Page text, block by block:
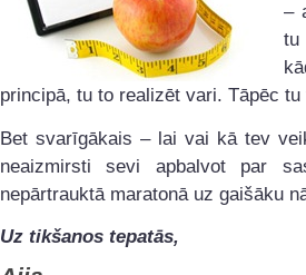
–
principā, tu to realizēt vari. Tāpēc
Bet svarīgākais – lai vai kā tev
neaizmirsti sevi apbalvot par
nepārtrauktā maratonā uz gaišāku
Uz tikšanos tepatās,